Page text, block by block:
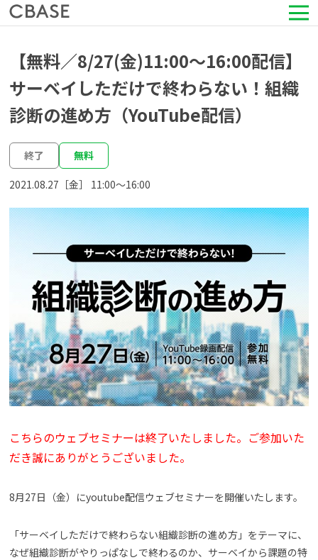
活用シーン
セミナー情報
HRコラム
お知らせ
会社情報
よくある質問
資料請求(無料) お見積もり依頼
【無料／8/27(金)11:00～16:00配信】
サーベイしただけで終わらない！組織
診断の進め方（YouTube配信）
終了 無料
2021.08.27［金］ 11:00〜16:00
こちらのウェブセミナーは終了いたしました。ご参加いた
だき誠にありがとうございました。
8月27日（金）にyoutube配信ウェブセミナーを開催いたします。
「サーベイしただけで終わらない組織診断の進め方」をテーマに、
なぜ組織診断がやりっぱなしで終わるのか、サーベイから課題の特